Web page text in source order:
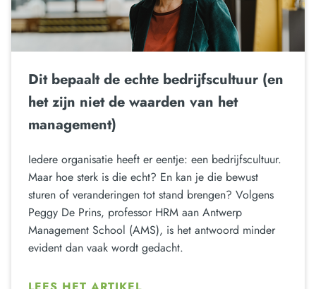
Dit bepaalt de echte bedrijfscultuur (en
het zijn niet de waarden van het
management)
Iedere organisatie heeft er eentje: een bedrijfscultuur.
Maar hoe sterk is die echt? En kan je die bewust
sturen of veranderingen tot stand brengen? Volgens
Peggy De Prins, professor HRM aan Antwerp
Management School (AMS), is het antwoord minder
evident dan vaak wordt gedacht.